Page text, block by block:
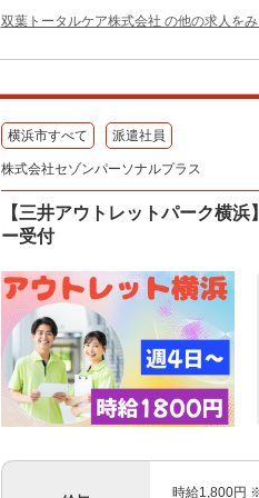
双葉トータルケア株式会社 の他の求人を
横浜市すべて 派遣社員
株式会社セゾンパーソナルプラス
【三井アウトレットパーク横
ー受付
時給1,800円